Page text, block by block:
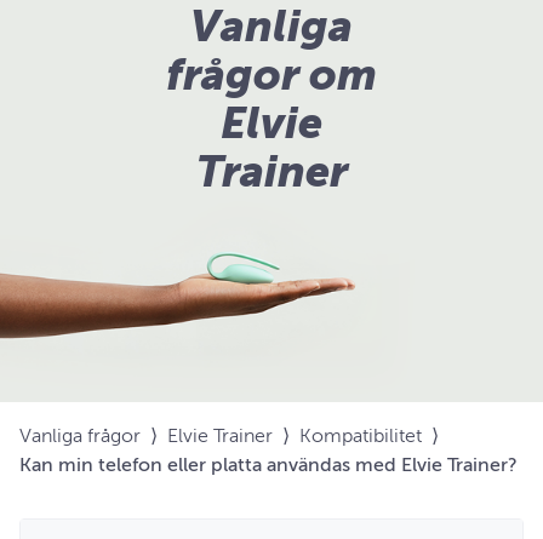
Vanliga
frågor om
Elvie
Trainer
Vanliga frågor ⟩ Elvie Trainer ⟩ Kompatibilitet ⟩
Kan min telefon eller platta användas med Elvie Trainer?